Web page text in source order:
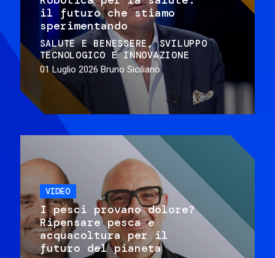
il futuro che stiamo
sperimentando
SALUTE E BENESSERE
SVILUPPO
TECNOLOGICO E INNOVAZIONE
01 Luglio 2026 Bruno Siciliano
VIDEO
I pesci provano dolore?
Ripensare pesca e
acquacoltura per il
futuro del pianeta